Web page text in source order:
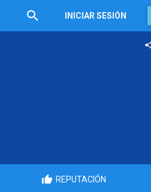
INICIAR SESIÓN
REPUTACIÓN